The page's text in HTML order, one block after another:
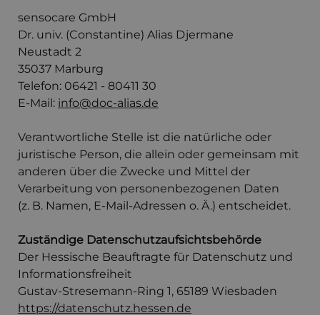
sensocare GmbH
Dr. univ. (Constantine) Alias Djermane
Neustadt 2
35037 Marburg
Telefon: 06421 - 80411 30
E-Mail: info@doc-alias.de
Verantwortliche Stelle ist die natürliche oder
juristische Person, die allein oder gemeinsam mit
anderen über die Zwecke und Mittel der
Verarbeitung von personenbezogenen Daten
(z. B. Namen, E-Mail-Adressen o. Ä.) entscheidet.
Zuständige Datenschutzaufsichtsbehörde
Der Hessische Beauftragte für Datenschutz und
Informationsfreiheit
Gustav-Stresemann-Ring 1, 65189 Wiesbaden
https://datenschutz.hessen.de